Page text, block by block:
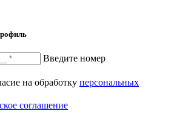
Введите номер
на обработку персональных
соглашение